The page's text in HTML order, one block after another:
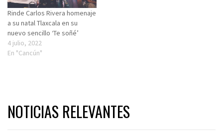
Rinde Carlos Rivera homenaje
a su natal Tlaxcala en su
nuevo sencillo ‘Te soñé’
4 julio, 2022
En "Cancún"
NOTICIAS RELEVANTES